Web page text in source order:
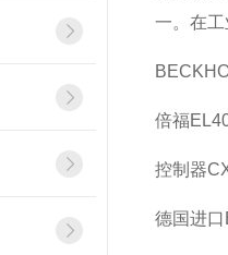
一。在
倍福
控制器
德国进